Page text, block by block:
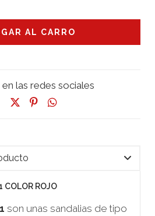
las redes sociales
COLOR ROJO
son unas sandalias de tipo